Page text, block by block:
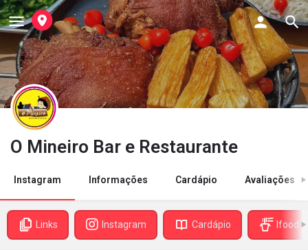
O Mineiro Bar e Restaurante
Instagram Informações Cardápio Avaliações
Links Instagram Cardápio Ifood